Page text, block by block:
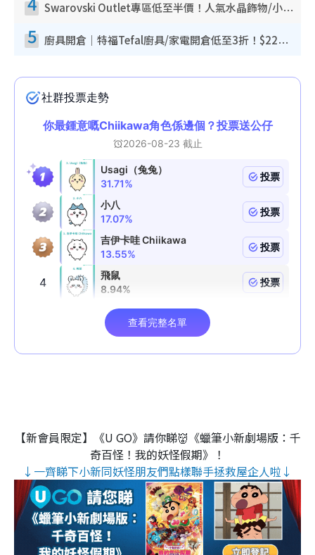
Swarovski Outlet專區低至半價！人氣水晶飾物/小擺設$138起！迪士尼款/水晶高跟鞋都有平
5 廚具開倉｜特福Tefal廚具/家電開倉低至3折！$220起買平底鍋/炒鑊/湯煲！電飯煲/吸塵機/燙斗$418起
【新會員限定】《U GO》請你睇👹《蠟筆小新劇場版：千
奇百怪！我的妖怪假期》！
↓一齊睇下小新同妖怪朋友們點樣聯手拯救屋企人啦↓